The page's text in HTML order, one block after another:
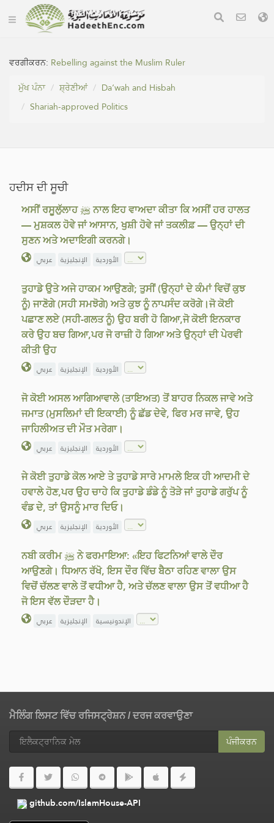
ਵਰਗੀਕਰਨ: Rebelling against the Muslim Ruler
ਮੁੱਖ ਪੰਨਾ
ਸ਼੍ਰੇਣੀਆਂ
Da‘wah and Hisbah
Shariah-approved Politics
ਹਦੀਸ ਦੀ ਸੂਚੀ
ਅਸੀਂ ਰਸੂਲੁੱਲਾਹ ﷺ ਨਾਲ ਇਹ ਵਾਅਦਾ ਕੀਤਾ ਕਿ ਅਸੀਂ ਹਰ ਹਾਲਤ
— ਮੁਸ਼ਕਲ ਹੋਵੇ ਜਾਂ ਆਸਾਨ, ਖੁਸ਼ੀ ਹੋਵੇ ਜਾਂ ਤਕਲੀਫ਼ — ਉਨ੍ਹਾਂ ਦੀ
ਸੁਣਨ ਅਤੇ ਅਦਾਇਗੀ ਕਰਨਗੇ।
عربي الإنجليزية الأوردية
ਤੁਹਾਡੇ ਉਤੇ ਅਜੇ ਹਾਕਮ ਆਉਣਗੇ; ਤੁਸੀਂ (ਉਨ੍ਹਾਂ ਦੇ ਕੰਮਾਂ ਵਿਚੋਂ ਕੁਝ
ਨੂੰ) ਜਾਣੋਗੇ (ਸਹੀ ਸਮਝੋਗੇ) ਅਤੇ ਕੁਝ ਨੂੰ ਨਾਪਸੰਦ ਕਰੋਗੇ।ਜੋ ਕੋਈ
ਪਛਾਣ ਲਏ (ਸਹੀ-ਗਲਤ ਨੂੰ) ਉਹ ਬਰੀ ਹੋ ਗਿਆ,ਜੋ ਕੋਈ ਇਨਕਾਰ
ਕਰੇ ਉਹ ਬਚ ਗਿਆ,ਪਰ ਜੋ ਰਾਜ਼ੀ ਹੋ ਗਿਆ ਅਤੇ ਉਨ੍ਹਾਂ ਦੀ ਪੇਰਵੀ
ਕੀਤੀ ਉਹ
عربي الإنجليزية الأوردية
ਜੋ ਕੋਈ ਅਸਲ ਆਗਿਆਵਾਲੇ (ਤਾਇਅਤ) ਤੋਂ ਬਾਹਰ ਨਿਕਲ ਜਾਵੇ ਅਤੇ
ਜਮਾਤ (ਮੁਸਲਿਮਾਂ ਦੀ ਇਕਾਈ) ਨੂੰ ਛੱਡ ਦੇਵੇ, ਫਿਰ ਮਰ ਜਾਵੇ, ਉਹ
ਜਾਹਿਲੀਅਤ ਦੀ ਮੌਤ ਮਰੇਗਾ।
عربي الإنجليزية الأوردية
ਜੇ ਕੋਈ ਤੁਹਾਡੇ ਕੋਲ ਆਏ ਤੇ ਤੁਹਾਡੇ ਸਾਰੇ ਮਾਮਲੇ ਇਕ ਹੀ ਆਦਮੀ ਦੇ
ਹਵਾਲੇ ਹੋਣ,ਪਰ ਉਹ ਚਾਹੇ ਕਿ ਤੁਹਾਡੇ ਡੰਡੇ ਨੂੰ ਤੋੜੇ ਜਾਂ ਤੁਹਾਡੇ ਗਰੁੱਪ ਨੂੰ
ਵੰਡ ਦੇ, ਤਾਂ ਉਸਨੂੰ ਮਾਰ ਦਿਓ।
عربي الإنجليزية الأوردية
ਨਬੀ ਕਰੀਮ ﷺ ਨੇ ਫਰਮਾਇਆ: «ਇਹ ਫਿਟਨਿਆਂ ਵਾਲੇ ਦੌਰ
ਆਉਣਗੇ। ਧਿਆਨ ਰੱਖੋ, ਇਸ ਦੌਰ ਵਿੱਚ ਬੈਠਾ ਰਹਿਣ ਵਾਲਾ ਉਸ
ਵਿਚੋਂ ਚੱਲਣ ਵਾਲੇ ਤੋਂ ਵਧੀਆ ਹੈ, ਅਤੇ ਚੱਲਣ ਵਾਲਾ ਉਸ ਤੋਂ ਵਧੀਆ ਹੈ
ਜੋ ਇਸ ਵੱਲ ਦੌੜਦਾ ਹੈ।
عربي الإنجليزية الإندونيسية
ਮੈਲਿੰਗ ਲਿਸਟ ਵਿੱਚ ਰਜਿਸਟ੍ਰੇਸ਼ਨ / ਦਰਜ ਕਰਵਾਉਣਾ
ਪੰਜੀਕਰਨ
github.com/IslamHouse-API